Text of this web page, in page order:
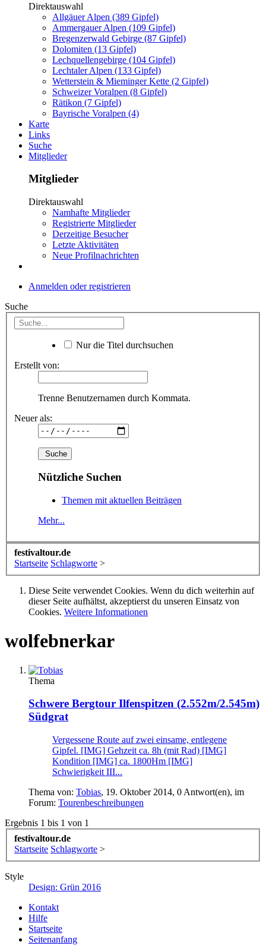
Direktauswahl
Allgäuer Alpen (389 Gipfel)
Ammergauer Alpen (109 Gipfel)
Bregenzerwald Gebirge (87 Gipfel)
Dolomiten (13 Gipfel)
Lechquellengebirge (104 Gipfel)
Lechtaler Alpen (133 Gipfel)
Wetterstein & Mieminger Kette (2 Gipfel)
Schweizer Voralpen (8 Gipfel)
Rätikon (7 Gipfel)
Bayrische Voralpen (4)
Karte
Links
Suche
Mitglieder
Mitglieder
Direktauswahl
Namhafte Mitglieder
Registrierte Mitglieder
Derzeitige Besucher
Letzte Aktivitäten
Neue Profilnachrichten
Anmelden oder registrieren
Suche
Nur die Titel durchsuchen
Erstellt von:
Trenne Benutzernamen durch Kommata.
Neuer als:
Nützliche Suchen
Themen mit aktuellen Beiträgen
Mehr...
festivaltour.de
Startseite Schlagworte >
Diese Seite verwendet Cookies. Wenn du dich weiterhin auf
dieser Seite aufhältst, akzeptierst du unseren Einsatz von
Cookies. Weitere Informationen
wolfebnerkar
Thema
Schwere Bergtour Ilfenspitzen (2.552m/2.545m)
Südgrat
Vergessene Route auf zwei einsame, entlegene
Gipfel. [IMG] Gehzeit ca. 8h (mit Rad) [IMG]
Kondition [IMG] ca. 1800Hm [IMG]
Schwierigkeit III...
Thema von: Tobias, 19. Oktober 2014, 0 Antwort(en), im
Forum: Tourenbeschreibungen
Ergebnis 1 bis 1 von 1
festivaltour.de
Startseite Schlagworte >
Style
Design: Grün 2016
Kontakt
Hilfe
Startseite
Seitenanfang